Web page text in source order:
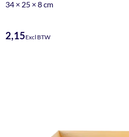
34 × 25 × 8 cm
2,15Excl BTW